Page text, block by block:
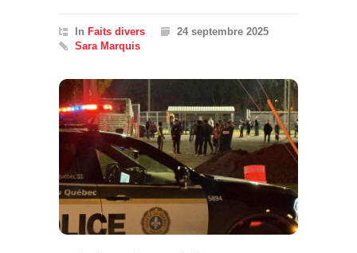
In Faits divers
24 septembre 2025
Sara Marquis